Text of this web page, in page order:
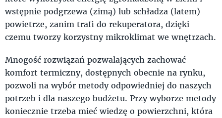
wstępnie podgrzewa (zimą) lub schładza (latem)
powietrze, zanim trafi do rekuperatora, dzięki
czemu tworzy korzystny mikroklimat we wnętrzach.
Mnogość rozwiązań pozwalających zachować
komfort termiczny, dostępnych obecnie na rynku,
pozwoli na wybór metody odpowiedniej do naszych
potrzeb i dla naszego budżetu. Przy wyborze metody
koniecznie trzeba mieć wiedzę o powierzchni, która